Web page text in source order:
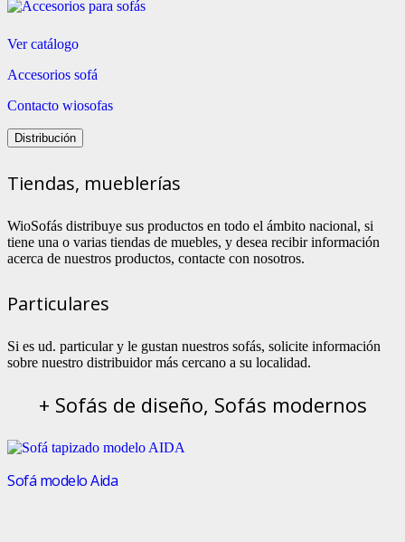
Ver catálogo
Accesorios sofá
Contacto wiosofas
Distribución
Tiendas, mueblerías
WioSofás distribuye sus productos en todo el ámbito nacional, si
tiene una o varias tiendas de muebles, y desea recibir información
acerca de nuestros productos, contacte con nosotros.
Particulares
Si es ud. particular y le gustan nuestros sofás, solicite información
sobre nuestro distribuidor más cercano a su localidad.
+ Sofás de diseño, Sofás modernos
Sofá modelo Aida